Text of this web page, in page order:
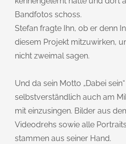
Bandfotos schoss.
Stefan fragte Ihn, ob er denn
diesem Projekt mitzuwirken,
nicht zweimal sagen.
Und da sein Motto „Dabei
selbstverständlich auch am
mit einzusingen. Bilder aus
Videodrehs sowie alle
stammen aus seiner Hand.